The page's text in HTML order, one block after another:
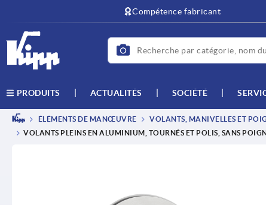
Compétence fabricant
PRODUITS ACTUALITÉS SOCIÉTÉ
ÉLÉMENTS DE MANŒUVRE VOLANTS, MANIVELLES ET
VOLANTS PLEINS EN ALUMINIUM, TOURNÉS ET POLIS, SANS